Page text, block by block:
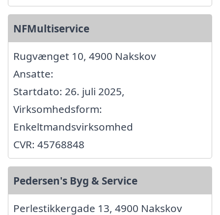
NFMultiservice
Rugvænget 10, 4900 Nakskov
Ansatte:
Startdato: 26. juli 2025,
Virksomhedsform:
Enkeltmandsvirksomhed
CVR: 45768848
Pedersen's Byg & Service
Perlestikkergade 13, 4900 Nakskov